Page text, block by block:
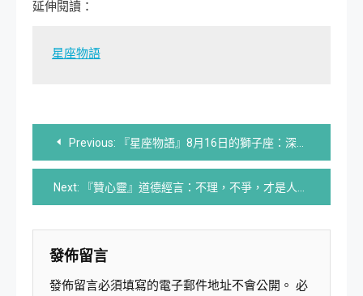
延伸閱讀：
星座物語
文
章
導
覽
Previous: 『星座物語』8月16日的獅子座：深具磁性的人 | 星座與書法結合
Next: 『贊心靈』道德經言：不理，不爭，才是人生最大的贏家
發佈留言
發佈留言必須填寫的電子郵件地址不會公開。 必